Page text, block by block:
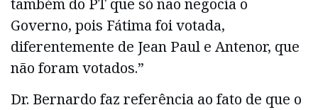
Governo, pois Fátima foi votada,
diferentemente de Jean Paul e Antenor, que
não foram votados.”
Dr. Bernardo faz referência ao fato de que o